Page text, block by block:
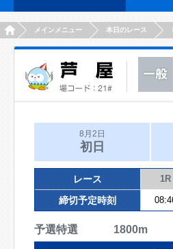
HOMEメインメニュー 本日のレース
8月2日
初日
レース 1R
締切予定時刻
予選特選 1800m